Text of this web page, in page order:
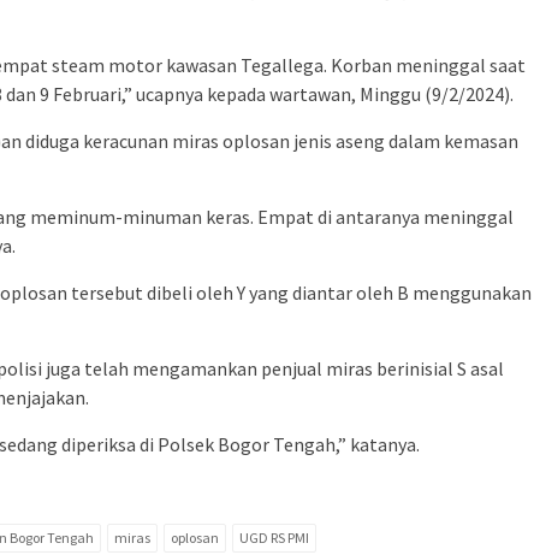
steam motor kawasan Tegallega. Korban meninggal saat
9 Februari,” ucapnya kepada wartawan, Minggu (9/2/2024).
diduga keracunan miras oplosan jenis aseng dalam kemasan
meminum-minuman keras. Empat di antaranya meninggal
tersebut dibeli oleh Y yang diantar oleh B menggunakan
juga telah mengamankan penjual miras berinisial S asal
diperiksa di Polsek Bogor Tengah,” katanya.
Bogor Tengah miras oplosan UGD RS PMI